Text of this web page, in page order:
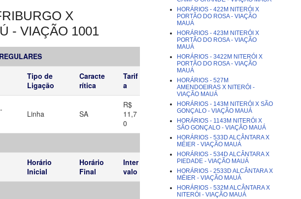
X
- VIAÇÃO 1001
Tipo de
Ligação
Caracte
rítica
Tarif
a
Linha SA
R$
11,7
0
Horário
Inicial
Horário
Final
Inter
valo
HORÁRIOS - 422M NITERÓI X
PORTÃO DO ROSA - VIAÇÃO
MAUÁ
HORÁRIOS - 423M NITERÓI X
PORTÃO DO ROSA - VIAÇÃO
MAUÁ
HORÁRIOS - 3422M NITERÓI X
PORTÃO DO ROSA - VIAÇÃO
MAUÁ
HORÁRIOS - 527M
AMENDOEIRAS X NITERÓI -
VIAÇÃO MAUÁ
HORÁRIOS - 143M NITERÓI X SÃO
GONÇALO - VIAÇÃO MAUÁ
HORÁRIOS - 1143M NITERÓI X
SÃO GONÇALO - VIAÇÃO MAUÁ
HORÁRIOS - 533D ALCÂNTARA X
MÉIER - VIAÇÃO MAUÁ
HORÁRIOS - 534D ALCÂNTARA X
PIEDADE - VIAÇÃO MAUÁ
HORÁRIOS - 2533D ALCÂNTARA X
MÉIER - VIAÇÃO MAUÁ
HORÁRIOS - 532M ALCÂNTARA X
NITERÓI - VIAÇÃO MAUÁ